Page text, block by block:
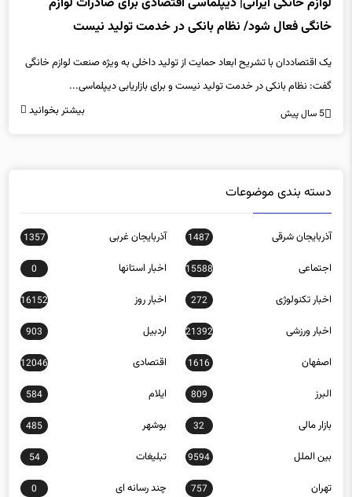
خانگی فعال شود/ نظام بانکی در خدمت تولید نیست
یک اقتصاددان با تشریح ابعاد حمایت از تولید داخلی به ویژه صنعت لوازم خانگی
گفت: نظام بانکی در خدمت تولید نیست و برای بازاریابی دیپلماسی...
5 سال پیش بیشتر بخوانید
دسته بندی موضوعات
آذربایجان شرقی 1487 آذربایجان غربی 1357
اجتماعی 15588 اخبار استانها 0
اخبار تکنولوژی 272 اخبار روز 16152
اخبار ورزشی 21392 اردبیل 903
اصفهان 1616 اقتصادی 12046
البرز 809 ایلام 584
بازار مالی 32 بوشهر 485
بین الملل 9594 تبلیغات 54
تهران 757 چند رسانه ای 0